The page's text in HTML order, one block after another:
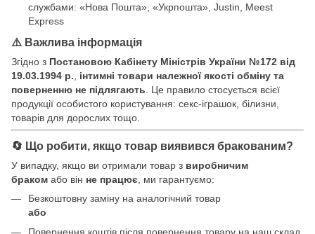
службами: «Нова Пошта», «Укрпошта», Justin, Meest
Express
⚠️ Важлива інформація
Згідно з Постановою Кабінету Міністрів України №172 від
19.03.1994 р.
інтимні товари належної якості обміну та
поверненню не підлягають . Це правило стосується всієї
продукції особистого користування: секс-іграшок, білизни,
товарів для дорослих тощо.
🔄 Що робити, якщо товар виявився бракованим?
У випадку, якщо ви отримали товар з виробничим
браком або він не працює , ми гарантуємо:
Безкоштовну заміну на аналогічний товар
або